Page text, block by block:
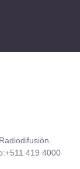
419 4000